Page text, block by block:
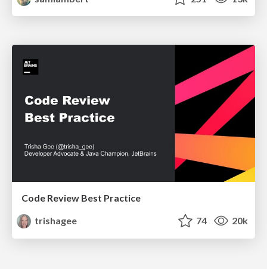
Code Review Best Practice
trishagee
74 20k